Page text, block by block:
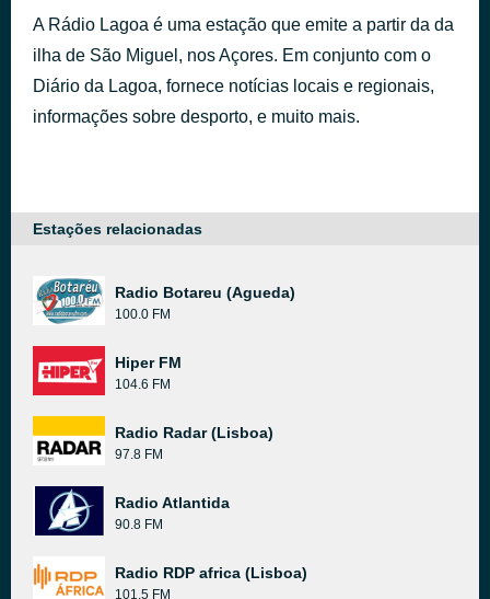
A Rádio Lagoa é uma estação que emite a partir da da
ilha de São Miguel, nos Açores. Em conjunto com o
Diário da Lagoa, fornece notícias locais e regionais,
informações sobre desporto, e muito mais.
Estações relacionadas
Radio Botareu (Agueda)
100.0 FM
Hiper FM
104.6 FM
Radio Radar (Lisboa)
97.8 FM
Radio Atlantida
90.8 FM
Radio RDP africa (Lisboa)
101.5 FM